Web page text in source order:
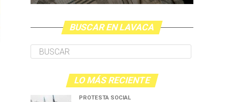
BUSCAR EN LAVACA
LO MÁS RECIENTE
PROTESTA SOCIAL